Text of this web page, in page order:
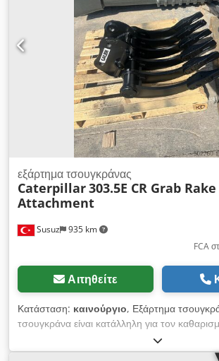
Susuz 935 km
εξάρτημα τσουγκράνας
Caterpillar303.5E CR Grab Rake
Attachment
FCA
Αιτηθείτε
Κατάσταση: καινούργιο, Εξάρτημα
τσουγκράνα είναι κατάλληλη για τον
τη φόρτωση των ριζών και της
Akoulaaxj Hsck